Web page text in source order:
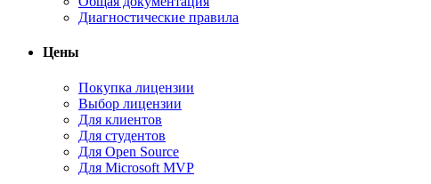
Диагностические правила
Цены
Покупка лицензии
Выбор лицензии
Для клиентов
Для студентов
Для Open Source
Для Microsoft MVP